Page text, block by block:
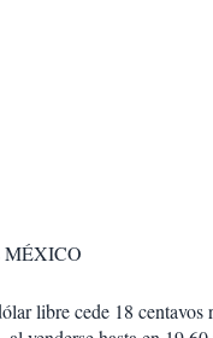
libre cede 18 centavos